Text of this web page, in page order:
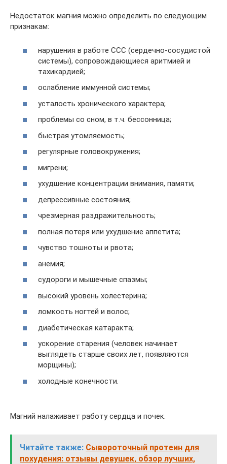
Недостаток магния можно определить по следующим
признакам:
нарушения в работе ССС (сердечно-сосудистой
системы), сопровождающиеся аритмией и
тахикардией;
ослабление иммунной системы;
усталость хронического характера;
проблемы со сном, в т.ч. бессонница;
быстрая утомляемость;
регулярные головокружения;
мигрени;
ухудшение концентрации внимания, памяти;
депрессивные состояния;
чрезмерная раздражительность;
полная потеря или ухудшение аппетита;
чувство тошноты и рвота;
анемия;
судороги и мышечные спазмы;
высокий уровень холестерина;
ломкость ногтей и волос;
диабетическая катаракта;
ускорение старения (человек начинает
выглядеть старше своих лет, появляются
морщины);
холодные конечности.
Магний налаживает работу сердца и почек.
Читайте также: Сывороточный протеин для
похудения: отзывы девушек, обзор лучших,